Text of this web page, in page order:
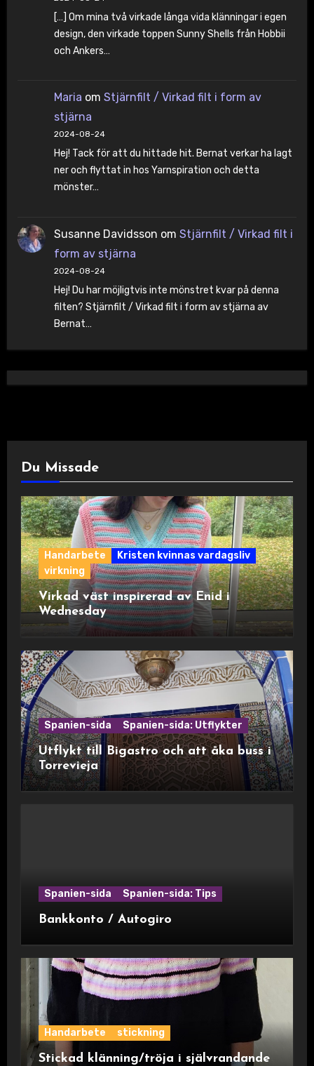
[…] Om mina två virkade långa vida klänningar i egen
design, den virkade toppen Sunny Shells från Hobbii
och Ankers…
Maria om Stjärnfilt / Virkad filt i form av
stjärna
2024-08-24
Hej! Tack för att du hittade hit. Bernat verkar ha lagt
ner och flyttat in hos Yarnspiration och detta
mönster…
Susanne Davidsson om Stjärnfilt / Virkad filt i
form av stjärna
2024-08-24
Hej! Du har möjligtvis inte mönstret kvar på denna
filten? Stjärnfilt / Virkad filt i form av stjärna av
Bernat…
Du Missade
Handarbete
Kristen kvinnas vardagsliv
virkning
Virkad väst inspirerad av Enid i
Wednesday
Spanien-sida Spanien-sida: Utflykter
Utflykt till Bigastro och att åka buss i
Torrevieja
Spanien-sida Spanien-sida: Tips
Bankkonto / Autogiro
Handarbete stickning
Stickad klänning/tröja i självrandande